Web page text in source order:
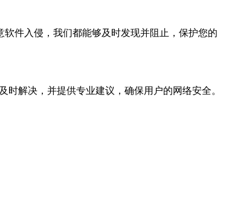
件入侵，我们都能够及时发现并阻止，保护您的
解决，并提供专业建议，确保用户的网络安全。